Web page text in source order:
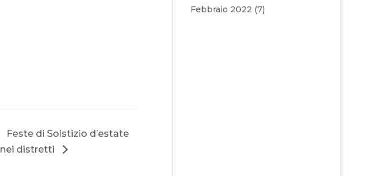
Feste di Solstizio d’estate
nei distretti
Febbraio 2022 (7)